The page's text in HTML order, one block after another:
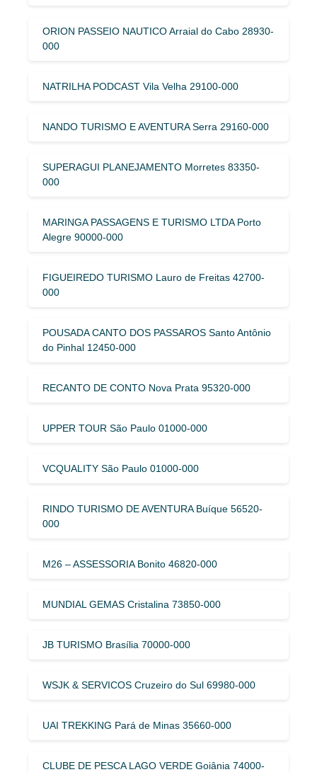
ORION PASSEIO NAUTICO Arraial do Cabo 28930-
000
NATRILHA PODCAST Vila Velha 29100-000
NANDO TURISMO E AVENTURA Serra 29160-000
SUPERAGUI PLANEJAMENTO Morretes 83350-
000
MARINGA PASSAGENS E TURISMO LTDA Porto
Alegre 90000-000
FIGUEIREDO TURISMO Lauro de Freitas 42700-
000
POUSADA CANTO DOS PASSAROS Santo Antônio
do Pinhal 12450-000
RECANTO DE CONTO Nova Prata 95320-000
UPPER TOUR São Paulo 01000-000
VCQUALITY São Paulo 01000-000
RINDO TURISMO DE AVENTURA Buíque 56520-
000
M26 – ASSESSORIA Bonito 46820-000
MUNDIAL GEMAS Cristalina 73850-000
JB TURISMO Brasília 70000-000
WSJK & SERVICOS Cruzeiro do Sul 69980-000
UAI TREKKING Pará de Minas 35660-000
CLUBE DE PESCA LAGO VERDE Goiânia 74000-